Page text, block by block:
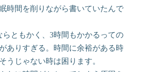
時間を削りながら書いていたんで
らともかく、3時間もかかるっての
ありすぎる。時間に余裕がある時
うじゃない時は困ります。